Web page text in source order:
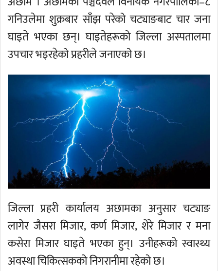
गनिउलेमा शुक्रबार साँझ परेको चट्याङबाट चार जना
घाइते भएका छन्। घाइतेहरूको जिल्ला अस्पतालमा
उपचार भइरहेको प्रहरीले जनाएको छ।
जिल्ला प्रहरी कार्यालय अछामका अनुसार चट्याङ
लागेर जैसरा मिजार, कर्ण मिजार, शेरे मिजार र मना
कसेरा मिजार घाइते भएका हुन्। उनीहरूको स्वास्थ्य
अवस्था चिकित्सकको निगरानीमा रहेको छ।